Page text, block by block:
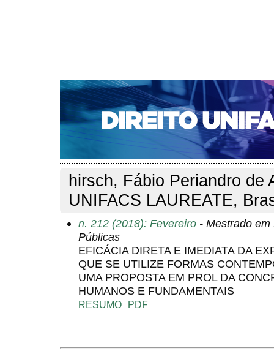
CAPA SOBRE ACESSO CADASTRO
NOTÍCIAS
EDIÇÕES DE Nº 1 A 100 WEBMAIL
Capa>Pesquisa> Perfil do autor
Perfil do autor
hirsch, Fábio Periandro de
UNIFACS LAUREATE,
n. 212 (2018): Fevereiro - Mestrado
Públicas
EFICÁCIA DIRETA E IMEDIATA DA
QUE SE UTILIZE FORMAS
UMA PROPOSTA EM PROL DA
HUMANOS E FUNDAMENTAIS
RESUMO PDF